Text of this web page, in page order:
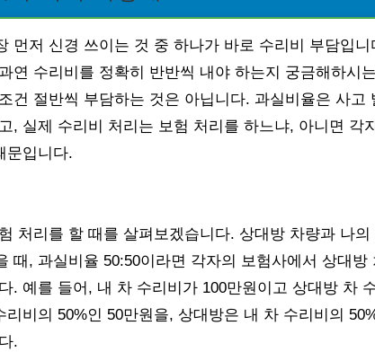
먼저 신경 쓰이는 것 중 하나가 바로 수리비 부담입
연 수리비를 정확히 반반씩 내야 하는지 궁금해하시
건 절반씩 부담하는 것은 아닙니다. 과실비율은 사고
, 실제 수리비 처리는 보험 처리를 하느냐, 아니면 각
문입니다.
처리를 할 때를 살펴보겠습니다. 상대방 차량과 나의
때, 과실비율 50:50이라면 각자의 보험사에서 상대방
. 예를 들어, 내 차 수리비가 100만원이고 상대방 차
비의 50%인 50만원을, 상대방은 내 차 수리비의
.